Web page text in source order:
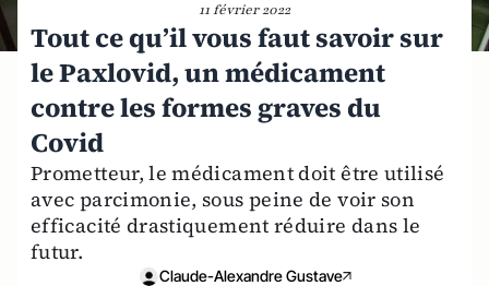
11 février 2022
Tout ce qu’il vous faut savoir sur
le Paxlovid, un médicament
contre les formes graves du
Covid
Prometteur, le médicament doit être utilisé
avec parcimonie, sous peine de voir son
efficacité drastiquement réduire dans le
futur.
Claude-Alexandre Gustave